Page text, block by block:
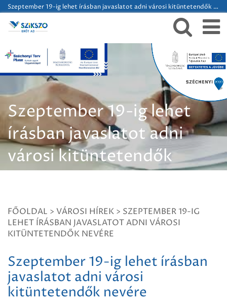
Szeptember 19-ig lehet írásban javaslatot adni városi kitüntetendők nevére
Szeptember 19-ig lehet
írásban javaslatot adni
városi kitüntetendők
FŐOLDAL > VÁROSI HÍREK > SZEPTEMBER 19-IG
LEHET ÍRÁSBAN JAVASLATOT ADNI VÁROSI
KITÜNTETENDŐK NEVÉRE
Szeptember 19-ig lehet írásban
javaslatot adni városi
kitüntetendők nevére